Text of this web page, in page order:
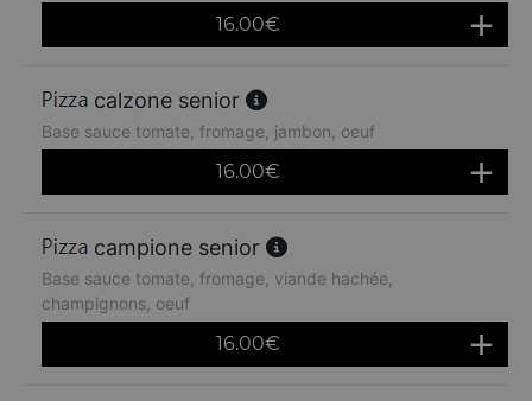
16.00€
calzone senior
Base sauce tomate, fromage, jambon, oeuf
16.00€
campione senior
Base sauce tomate, fromage, viande hachée,
champignons, oeuf
16.00€